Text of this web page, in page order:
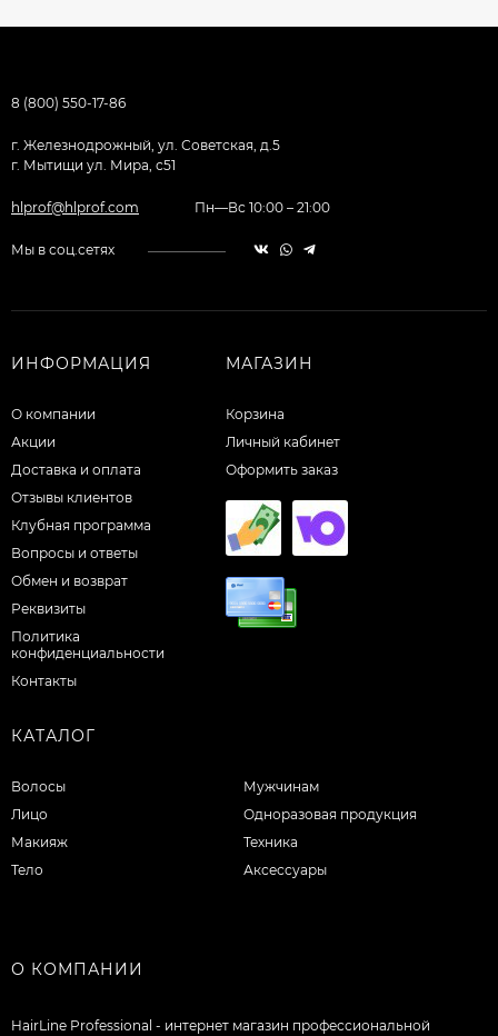
8 (800) 550-17-86
г. Железнодрожный, ул. Советская, д.5
г. Мытищи ул. Мира, с51
hlprof@hlprof.com Пн—Вс 10:00 – 21:00
Мы в соц.сетях
ИНФОРМАЦИЯ
О компании
Акции
Доставка и оплата
Отзывы клиентов
Клубная программа
Вопросы и ответы
Обмен и возврат
Реквизиты
Политика
конфиденциальности
Контакты
МАГАЗИН
Корзина
Личный кабинет
Оформить заказ
КАТАЛОГ
Волосы
Лицо
Макияж
Тело
Мужчинам
Одноразовая продукция
Техника
Аксессуары
О КОМПАНИИ
HairLine Professional - интернет магазин профессиональной